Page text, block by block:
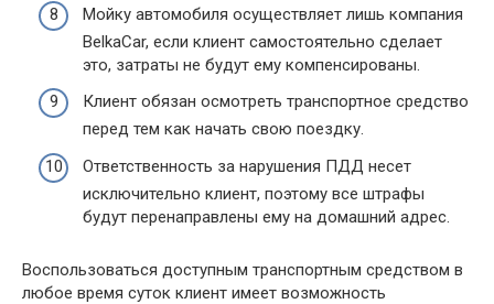
Мойку автомобиля осуществляет лишь компания
BelkaCar, если клиент самостоятельно сделает
это, затраты не будут ему компенсированы.
Клиент обязан осмотреть транспортное средство
перед тем как начать свою поездку.
Ответственность за нарушения ПДД несет
исключительно клиент, поэтому все штрафы
будут перенаправлены ему на домашний адрес.
Воспользоваться доступным транспортным средством в
любое время суток клиент имеет возможность